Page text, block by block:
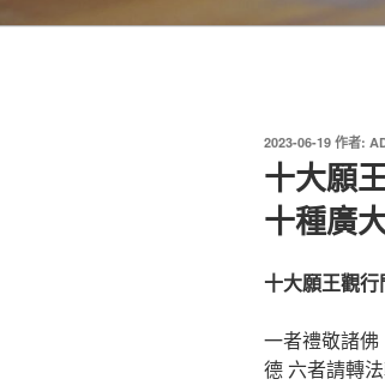
發
於
2023-06-19 作者:
十大願
十種廣
十大願王觀
一者禮敬諸
德 六者請轉